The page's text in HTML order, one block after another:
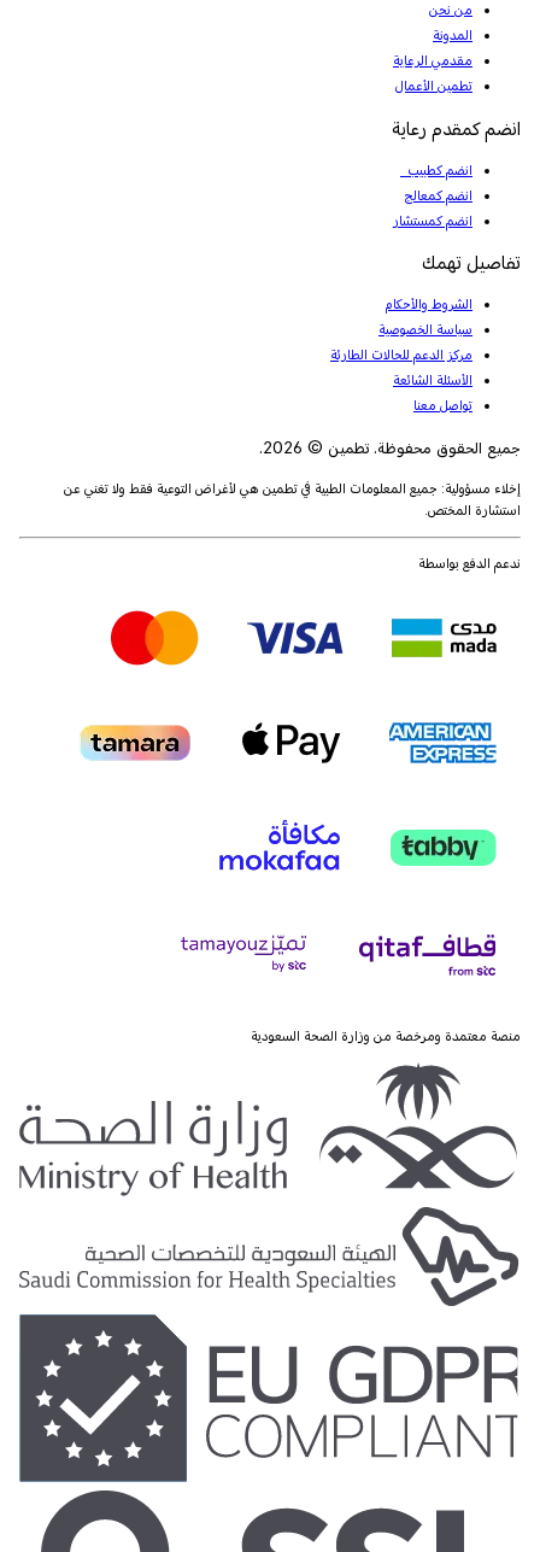
من نحن
المدونة
مقدمي الرعاية
تطمين الأعمال
انضم كمقدم رعاية
انضم كطبيب
انضم كمعالج
انضم كمستشار
تفاصيل تهمك
الشروط والأحكام
سياسة الخصوصية
مركز الدعم للحالات الطارئة
الأسئلة الشائعة
تواصل معنا
جميع الحقوق محفوظة. تطمين © 2026.
إخلاء مسؤولية: جميع المعلومات الطبية في تطمين هي لأغراض التوعية فقط ولا تغني عن
استشارة المختص.
ندعم الدفع بواسطة
منصة معتمدة ومرخصة من وزارة الصحة السعودية